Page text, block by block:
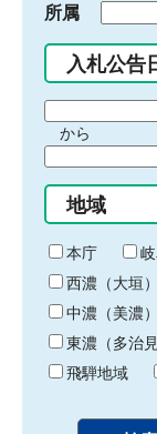
所属
入札公告
間
始
り
から
間
終
わ
り
地域
本庁
西濃（大垣
中濃（美濃
東濃（多治
飛騨地域